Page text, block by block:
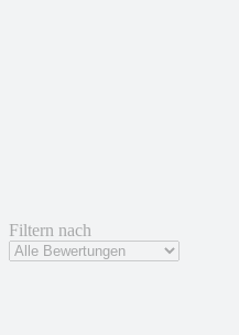
Filtern nach